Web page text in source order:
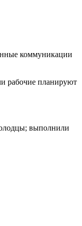
коммуникации
рабочие планируют
выполнили